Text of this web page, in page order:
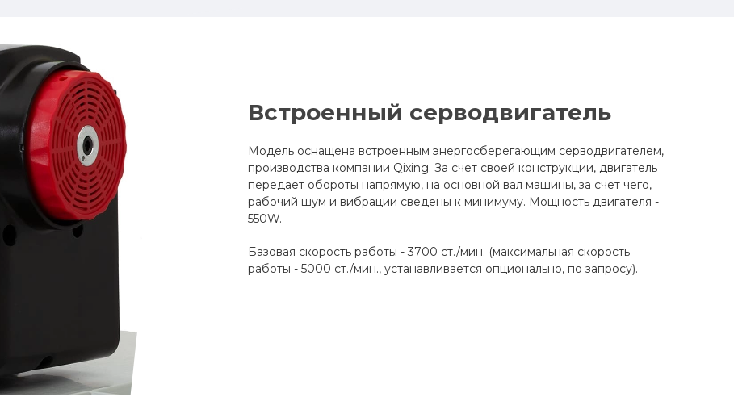
Встроенный серводвигатель
Модель оснащена встроенным энергосберегающим серводвигателем,
производства компании Qixing. За счет своей конструкции, двигатель
передает обороты напрямую, на основной вал машины, за счет чего,
рабочий шум и вибрации сведены к минимуму. Мощность двигателя -
550W.
Базовая скорость работы - 3700 ст./мин. (максимальная скорость
работы - 5000 ст./мин., устанавливается опционально, по запросу).